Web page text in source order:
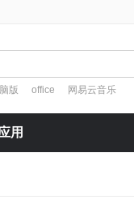
版 office 网易云音乐
用